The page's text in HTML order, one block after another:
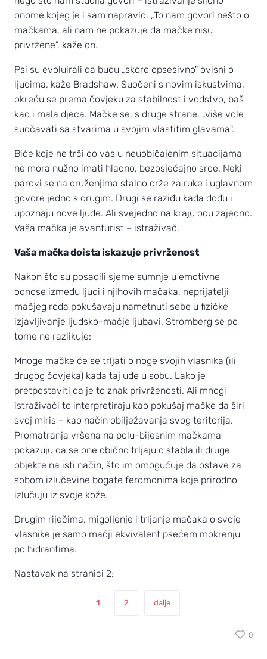
onome kojeg je i sam napravio. „To nam govori nešto o
mačkama, ali nam ne pokazuje da mačke nisu
privržene", kaže on.
Psi su evoluirali da budu „skoro opsesivno" ovisni o
ljudima, kaže Bradshaw. Suočeni s novim iskustvima,
okreću se prema čovjeku za stabilnost i vodstvo, baš
kao i mala djeca. Mačke se, s druge strane, „više vole
suočavati sa stvarima u svojim vlastitim glavama".
Biće koje ne trči do vas u neuobičajenim situacijama
ne mora nužno imati hladno, bezosjećajno srce. Neki
parovi se na druženjima stalno drže za ruke i uglavnom
govore jedno s drugim. Drugi se raziđu kada dođu i
upoznaju nove ljude. Ali svejedno na kraju odu zajedno.
Vaša mačka je avanturist – istraživač.
Vaša mačka doista iskazuje privrženost
Nakon što su posadili sjeme sumnje u emotivne
odnose između ljudi i njihovih mačaka, neprijatelji
mačjeg roda pokušavaju nametnuti sebe u fizičke
izjavljivanje ljudsko-mačje ljubavi. Stromberg se po
tome ne razlikuje:
Mnoge mačke će se trljati o noge svojih vlasnika (ili
drugog čovjeka) kada taj uđe u sobu. Lako je
pretpostaviti da je to znak privrženosti. Ali mnogi
istraživači to interpretiraju kao pokušaj mačke da širi
svoj miris – kao način obilježavanja svog teritorija.
Promatranja vršena na polu-bijesnim mačkama
pokazuju da se one obično trljaju o stabla ili druge
objekte na isti način, što im omogućuje da ostave za
sobom izlučevine bogate feromonima koje prirodno
izlučuju iz svoje kože.
Drugim riječima, migoljenje i trljanje mačaka o svoje
vlasnike je samo mačji ekvivalent psećem mokrenju
po hidrantima.
Nastavak na stranici 2:
1 2 dalje
0